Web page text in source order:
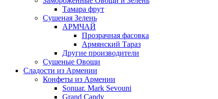
Тамара фрут
Сушеная Зелень
АРМЧАЙ
Прозрачная фасовка
Армянский Тараз
Другие производители
Сушеные Овощи
Сладости из Армении
Конфеты из Армении
Sonuar. Mark Sevouni
Grand Candy